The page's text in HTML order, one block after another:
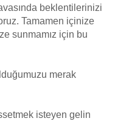
beklentilerinizi
Tamamen içinize
sunmamız için bu
merak
isteyen gelin